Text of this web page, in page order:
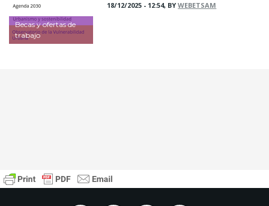
Becas y ofertas de
trabajo
18/12/2025 - 12:54, BYWEBETSAM